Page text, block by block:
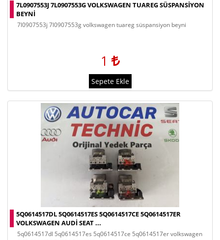
7L0907553J 7L0907553G VOLKSWAGEN TUAREG SÜSPANSIYON
BEYNI
7l0907553j 7l0907553g volkswagen tuareg süspansiyon beyni
1
Sepete Ekle
5Q0614517DL 5Q0614517ES 5Q0614517CE 5Q0614517ER
VOLKSWAGEN AUDI SEAT ...
5q0614517dl 5q0614517es 5q0614517ce 5q0614517er volkswagen